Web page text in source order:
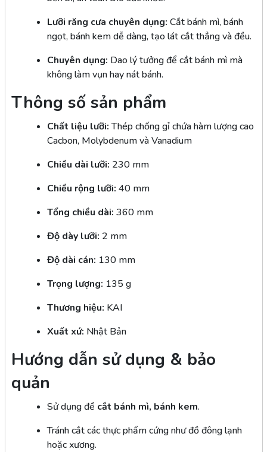
Lưỡi răng cưa chuyên dụng: Cắt bánh mì, bánh
ngọt, bánh kem dễ dàng, tạo lát cắt thẳng và đều.
Chuyên dụng: Dao lý tưởng để cắt bánh mì mà
không làm vụn hay nát bánh.
Thông số sản phẩm
Chất liệu lưỡi:Thép chống gỉ chứa hàm lượng cao
Cacbon, Molybdenum và Vanadium
Chiều dài lưỡi: 230 mm
Chiều rộng lưỡi: 40 mm
Tổng chiều dài: 360 mm
Độ dày lưỡi: 2 mm
Độ dài cán: 130 mm
Trọng lượng: 135 g
Thương hiệu: KAI
Xuất xứ: Nhật Bản
Hướng dẫn sử dụng & bảo
quản
Sử dụng để cắt bánh mì, bánh kem.
Tránh cắt các thực phẩm cứng như đồ đông lạnh
hoặc xương.